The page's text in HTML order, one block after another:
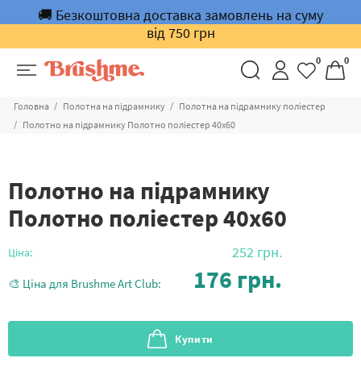
🚚 Безкоштовна доставка замовлень на суму
від 750 грн
0 0
Головна Полотна на підрамнику
Полотна на підрамнику поліестер
Полотно на підрамнику Полотно поліестер 40х60
Полотно на підрамнику
Полотно поліестер 40х60
Ціна: 252 грн.
🎨 Ціна для Brushme Art Club: 176 грн.
Купити